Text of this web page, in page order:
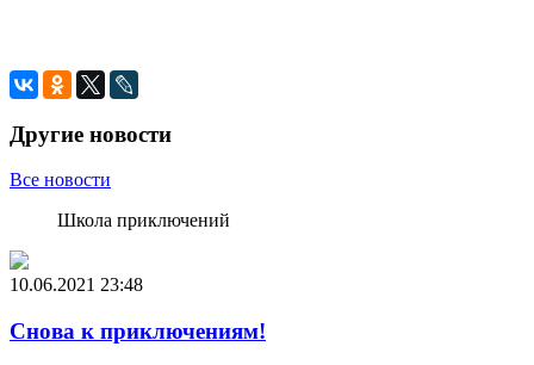
Другие новости
Все новости
Школа приключений
10.06.2021 23:48
Снова к приключениям!